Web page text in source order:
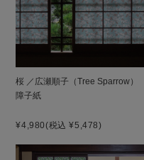
桜 ／広瀬順子（Tree Sparrow）
障子紙
¥4,980(税込 ¥5,478)